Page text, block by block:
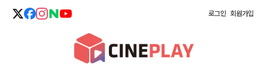
로그인 회원가입